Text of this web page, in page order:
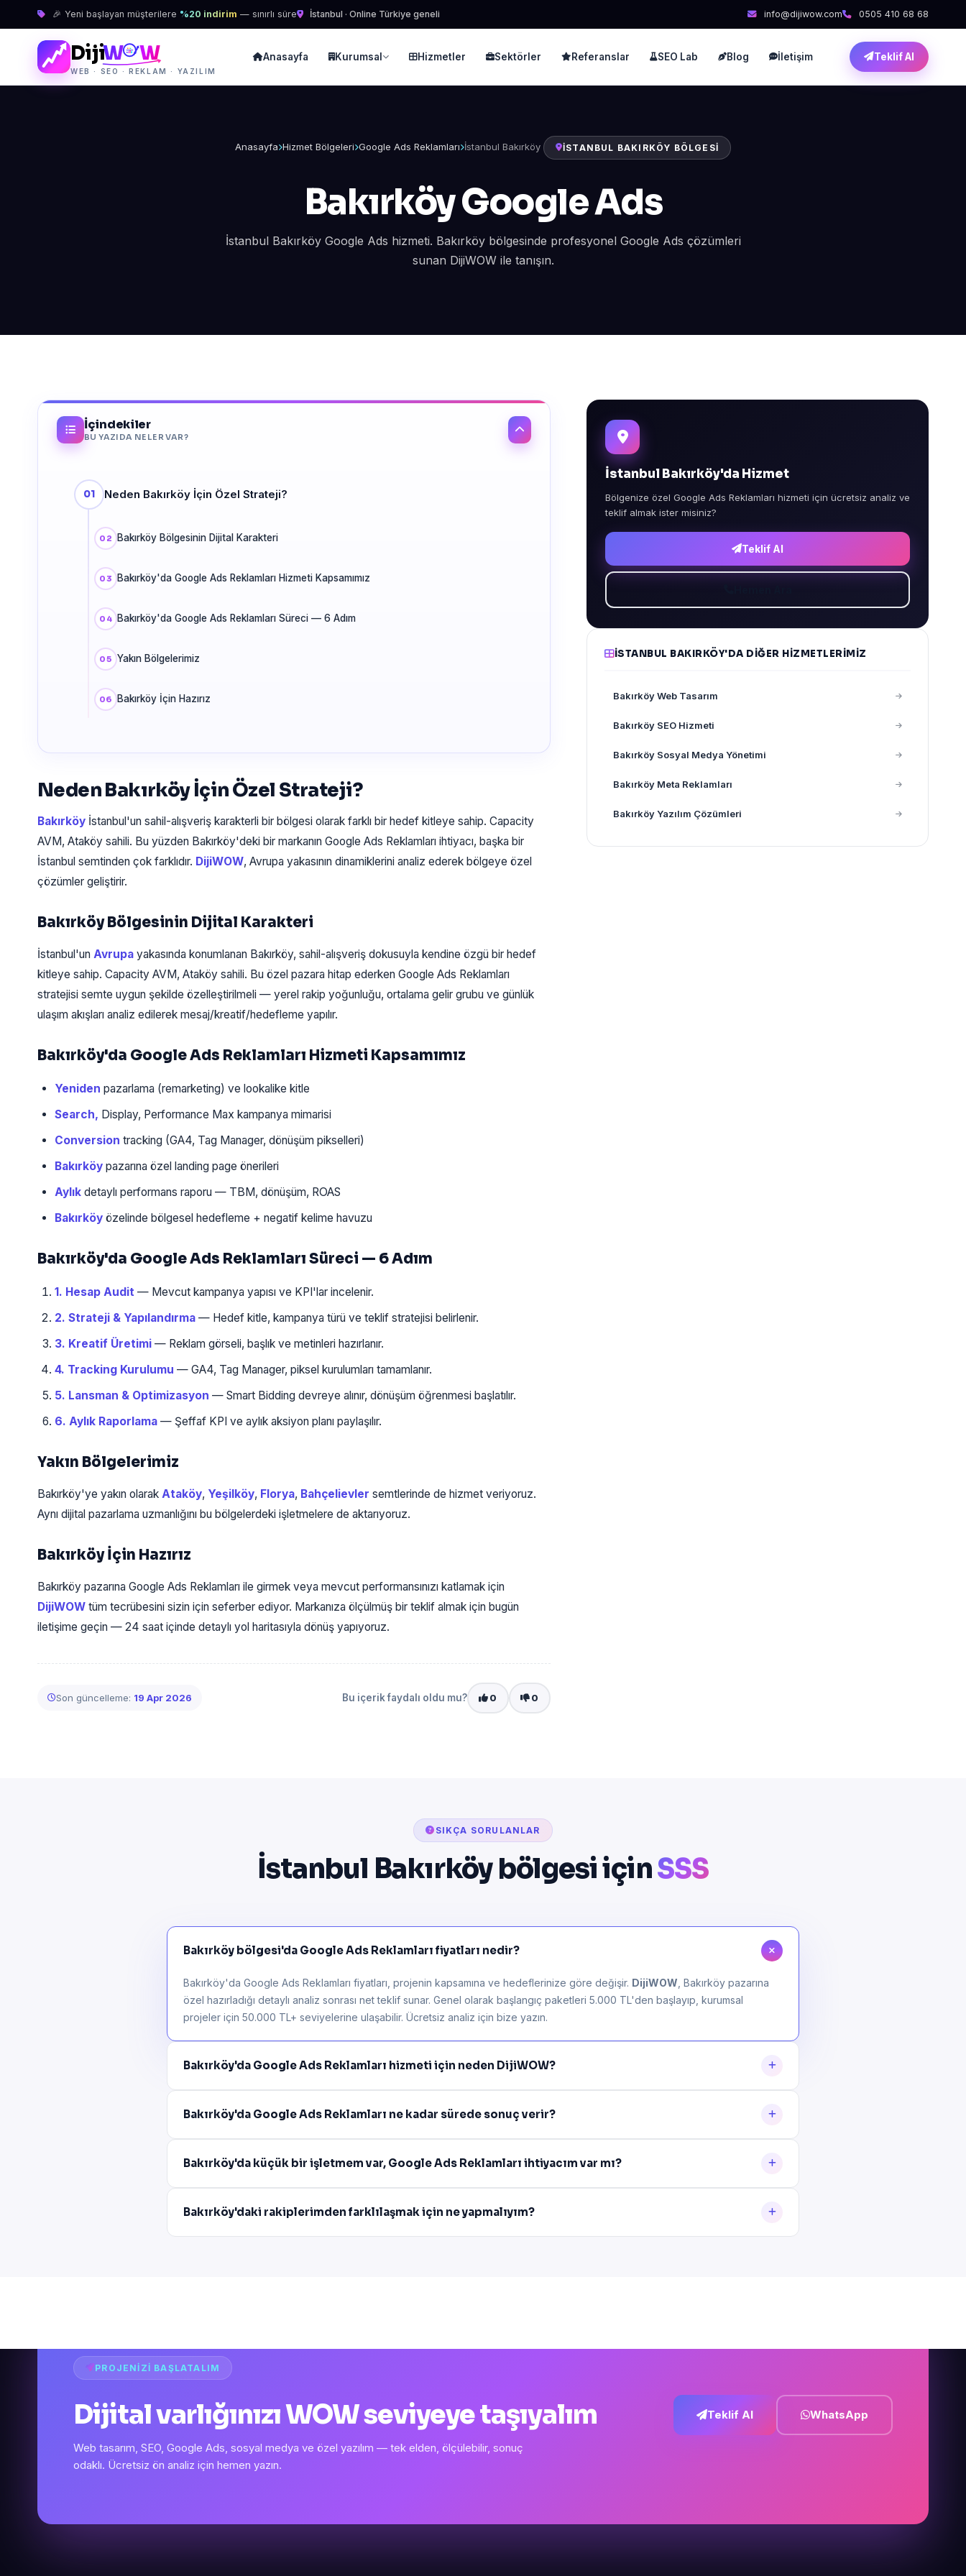
🎉 Yeni başlayan müşterilere %20 indirim — sınırlı süre İstanbul · Online Türkiye geneli info@dijiwow.com 0505 410 68 68
DijiW W
WEB · SEO · REKLAM · YAZILIM
Anasayfa Kurumsal Hizmetler Sektörler Referanslar SEO Lab Blog İletişim Teklif Al
Anasayfa Hizmet Bölgeleri Google Ads Reklamları İstanbul Bakırköy İSTANBUL BAKIRKÖY BÖLGESI
Bakırköy Google Ads
İstanbul Bakırköy Google Ads hizmeti. Bakırköy bölgesinde profesyonel Google Ads çözümleri
sunan DijiWOW ile tanışın.
İçindekiler
BU YAZIDA NELER VAR?
Neden Bakırköy İçin Özel Strateji?
Bakırköy Bölgesinin Dijital Karakteri
Bakırköy'da Google Ads Reklamları Hizmeti Kapsamımız
Bakırköy'da Google Ads Reklamları Süreci — 6 Adım
Yakın Bölgelerimiz
Bakırköy İçin Hazırız
Neden Bakırköy İçin Özel Strateji?
Bakırköy İstanbul'un sahil-alışveriş karakterli bir bölgesi olarak farklı bir hedef kitleye sahip. Capacity
AVM, Ataköy sahili. Bu yüzden Bakırköy'deki bir markanın Google Ads Reklamları ihtiyacı, başka bir
İstanbul semtinden çok farklıdır. DijiWOW, Avrupa yakasının dinamiklerini analiz ederek bölgeye özel
çözümler geliştirir.
Bakırköy Bölgesinin Dijital Karakteri
İstanbul'un Avrupa yakasında konumlanan Bakırköy, sahil-alışveriş dokusuyla kendine özgü bir hedef
kitleye sahip. Capacity AVM, Ataköy sahili. Bu özel pazara hitap ederken Google Ads Reklamları
stratejisi semte uygun şekilde özelleştirilmeli — yerel rakip yoğunluğu, ortalama gelir grubu ve günlük
ulaşım akışları analiz edilerek mesaj/kreatif/hedefleme yapılır.
Bakırköy'da Google Ads Reklamları Hizmeti Kapsamımız
Yeniden pazarlama (remarketing) ve lookalike kitle
Search, Display, Performance Max kampanya mimarisi
Conversion tracking (GA4, Tag Manager, dönüşüm pikselleri)
Bakırköy pazarına özel landing page önerileri
Aylık detaylı performans raporu — TBM, dönüşüm, ROAS
Bakırköy özelinde bölgesel hedefleme + negatif kelime havuzu
Bakırköy'da Google Ads Reklamları Süreci — 6 Adım
1. Hesap Audit — Mevcut kampanya yapısı ve KPI'lar incelenir.
2. Strateji & Yapılandırma — Hedef kitle, kampanya türü ve teklif stratejisi belirlenir.
3. Kreatif Üretimi — Reklam görseli, başlık ve metinleri hazırlanır.
4. Tracking Kurulumu — GA4, Tag Manager, piksel kurulumları tamamlanır.
5. Lansman & Optimizasyon — Smart Bidding devreye alınır, dönüşüm öğrenmesi başlatılır.
6. Aylık Raporlama — Şeffaf KPI ve aylık aksiyon planı paylaşılır.
Yakın Bölgelerimiz
Bakırköy'ye yakın olarak Ataköy, Yeşilköy, Florya, Bahçelievler semtlerinde de hizmet veriyoruz.
Aynı dijital pazarlama uzmanlığını bu bölgelerdeki işletmelere de aktarıyoruz.
Bakırköy İçin Hazırız
Bakırköy pazarına Google Ads Reklamları ile girmek veya mevcut performansınızı katlamak için
DijiWOW tüm tecrübesini sizin için seferber ediyor. Markanıza ölçülmüş bir teklif almak için bugün
iletişime geçin — 24 saat içinde detaylı yol haritasıyla dönüş yapıyoruz.
Son güncelleme: 19 Apr 2026 Bu içerik faydalı oldu mu? 0 0
İstanbul Bakırköy'da Hizmet
Bölgenize özel Google Ads Reklamları hizmeti için ücretsiz analiz ve
teklif almak ister misiniz?
Teklif Al
İSTANBUL BAKIRKÖY'DA DIĞER HIZMETLERIMIZ
Bakırköy Web Tasarım
Bakırköy SEO Hizmeti
Bakırköy Sosyal Medya Yönetimi
Bakırköy Meta Reklamları
Bakırköy Yazılım Çözümleri
SIKÇA SORULANLAR
İstanbul Bakırköy bölgesi içinSSS
Bakırköy bölgesi'da Google Ads Reklamları fiyatları nedir?
Bakırköy'da Google Ads Reklamları fiyatları, projenin kapsamına ve hedeflerinize göre değişir. DijiWOW , Bakırköy pazarına
özel hazırladığı detaylı analiz sonrası net teklif sunar. Genel olarak başlangıç paketleri 5.000 TL'den başlayıp, kurumsal
projeler için 50.000 TL+ seviyelerine ulaşabilir. Ücretsiz analiz için bize yazın.
Bakırköy'da Google Ads Reklamları hizmeti için neden DijiWOW?
Bakırköy'da Google Ads Reklamları ne kadar sürede sonuç verir?
Bakırköy'da küçük bir işletmem var, Google Ads Reklamları ihtiyacım var mı?
Bakırköy'daki rakiplerimden farklılaşmak için ne yapmalıyım?
PROJENIZI BAŞLATALIM
Dijital varlığınızı WOW seviyeye taşıyalım
Web tasarım, SEO, Google Ads, sosyal medya ve özel yazılım — tek elden, ölçülebilir, sonuç
odaklı. Ücretsiz ön analiz için hemen yazın.
Teklif Al WhatsApp